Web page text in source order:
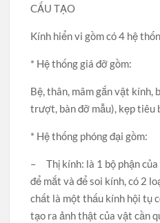
CẤU TẠO
Kính hiển vi gồm có 4 hệ
* Hệ thống giá đỡ gồm:
Bệ, thân, mâm gắn vật kính,
trượt, bàn đỡ mẫu), kẹp tiêu
* Hệ thống phóng đại gồm:
– Thị kính: là 1 bộ phận
để mắt và để soi kính, có 2
chất là một thấu kính hội tụ
tạo ra ảnh thật của vật cần